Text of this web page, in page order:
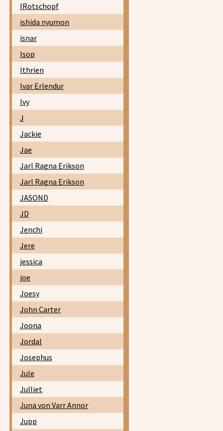
IRotschopf
ishida nyumon
isnar
Isop
Ithrien
Ivar Erlendur
Ivy
J
Jackie
Jae
Jarl Ragna Erikson
Jarl Ragna Erikson
JASOND
JD
Jenchi
Jere
jessica
joe
Joesy
John Carter
Joona
Jordal
Josephus
Jule
Julliet
Juna von Varr Annor
Jupp